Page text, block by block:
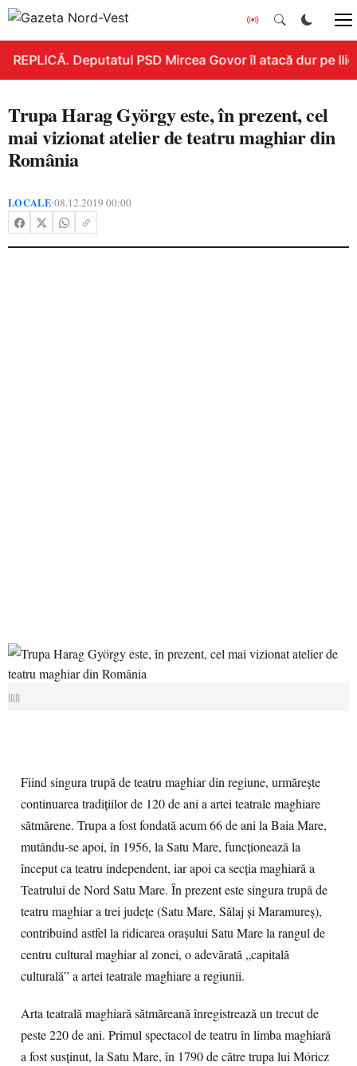
REPLICĂ. Deputatul PSD Mircea Govor îl atacă dur pe
Trupa Harag György este, în prezent, cel
mai vizionat atelier de teatru maghiar din
România
LOCALE•08.12.2019 00:00
|||||
Fiind singura trupă de teatru maghiar din regiune, urmărește
continuarea tradițiilor de 120 de ani a artei teatrale maghiare
sătmărene. Trupa a fost fondată acum 66 de ani la Baia Mare,
mutându-se apoi, în 1956, la Satu Mare, funcționează la
început ca teatru independent, iar apoi ca secția maghiară a
Teatrului de Nord Satu Mare. În prezent este singura trupă de
teatru maghiar a trei județe (Satu Mare, Sălaj și Maramureș),
contribuind astfel la ridicarea orașului Satu Mare la rangul de
centru cultural maghiar al zonei, o adevărată „capitală
culturală” a artei teatrale maghiare a regiunii.
Arta teatrală maghiară sătmăreană înregistrează un trecut de
peste 220 de ani. Primul spectacol de teatru în limba maghiară
a fost susținut, la Satu Mare, în 1790 de către trupa lui Móricz